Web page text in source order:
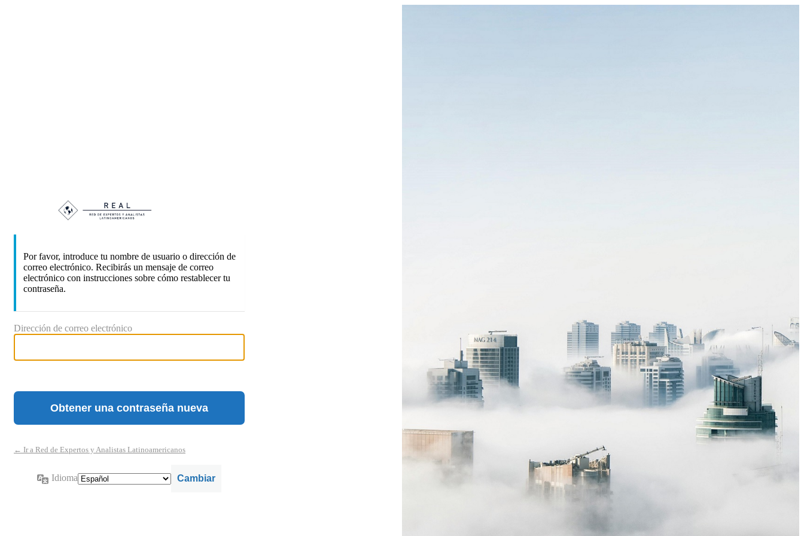
Por favor, introduce tu nombre de usuario o dirección de
correo electrónico. Recibirás un mensaje de correo
electrónico con instrucciones sobre cómo restablecer tu
contraseña.
Dirección de correo electrónico
← Ir a Red de Expertos y Analistas Latinoamericanos
Idioma